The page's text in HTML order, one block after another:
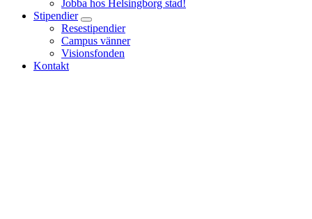
Jobba hos Helsingborg stad!
Stipendier
Resestipendier
Campus vänner
Visionsfonden
Kontakt